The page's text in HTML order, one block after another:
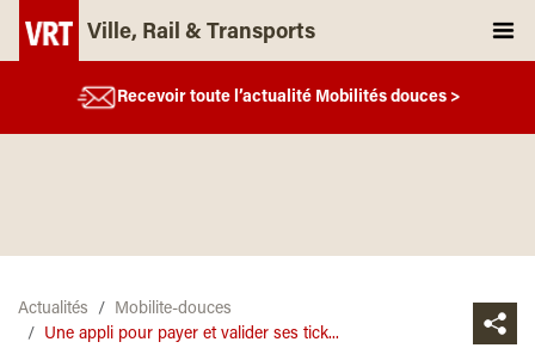
Ville, Rail & Transports
Recevoir toute l’actualité Mobilités douces >
Actualités
Mobilite-douces
Une appli pour payer et valider ses tick...